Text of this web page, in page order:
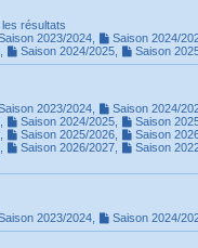
résultats
2023/2024, Saison 2024/
Saison 2024/2025, Saison
2023/2024, Saison 2024/
Saison 2024/2025, Saison
Saison 2025/2026, Saison
Saison 2026/2027, Saison
2023/2024, Saison 2024/